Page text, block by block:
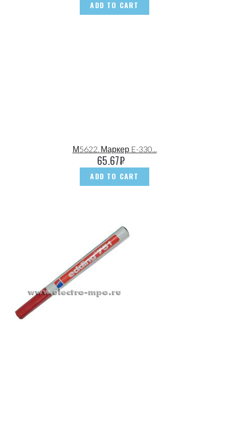
ADD TO CART
М5622. Маркер E-330...
65.67₽
ADD TO CART